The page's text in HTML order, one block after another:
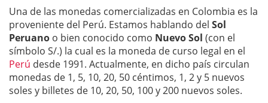
Una de las monedas comercializadas en Colombia es la
proveniente del Perú. Estamos hablando del Sol
Peruano o bien conocido como Nuevo Sol (con el
símbolo S/.) la cual es la moneda de curso legal en el
Perú desde 1991. Actualmente, en dicho país circulan
monedas de 1, 5, 10, 20, 50 céntimos, 1, 2 y 5 nuevos
soles y billetes de 10, 20, 50, 100 y 200 nuevos soles.